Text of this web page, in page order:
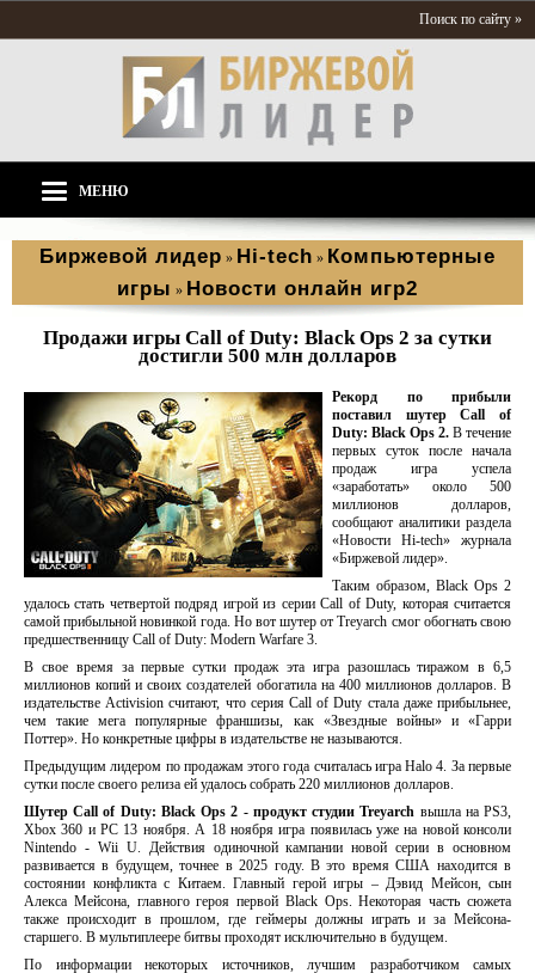
Поиск по сайту »
МЕНЮ
Биржевой лидер » Hi-tech » Компьютерные
игры » Новости онлайн игр2
Продажи игры Call of Duty: Black Ops 2 за сутки
достигли 500 млн долларов
Рекорд по прибыли
поставил шутер Call of
Duty: Black Ops 2. В течение
первых суток после начала
продаж игра успела
«заработать» около 500
миллионов долларов,
сообщают аналитики раздела
«Новости Hi-tech» журнала
«Биржевой лидер».
Таким образом, Black Ops 2
удалось стать четвертой подряд игрой из серии Call of Duty, которая считается
самой прибыльной новинкой года. Но вот шутер от Treyarch смог обогнать свою
предшественницу Call of Duty: Modern Warfare 3.
В свое время за первые сутки продаж эта игра разошлась тиражом в 6,5
миллионов копий и своих создателей обогатила на 400 миллионов долларов. В
издательстве Activision считают, что серия Call of Duty стала даже прибыльнее,
чем такие мега популярные франшизы, как «Звездные войны» и «Гарри
Поттер». Но конкретные цифры в издательстве не называются.
Предыдущим лидером по продажам этого года считалась игра Halo 4. За первые
сутки после своего релиза ей удалось собрать 220 миллионов долларов.
Шутер Call of Duty: Black Ops 2 - продукт студии Treyarch вышла на PS3,
Xbox 360 и PC 13 ноября. А 18 ноября игра появилась уже на новой консоли
Nintendo - Wii U. Действия одиночной кампании новой серии в основном
развивается в будущем, точнее в 2025 году. В это время США находится в
состоянии конфликта с Китаем. Главный герой игры – Дэвид Мейсон, сын
Алекса Мейсона, главного героя первой Black Ops. Некоторая часть сюжета
также происходит в прошлом, где геймеры должны играть и за Мейсона-
старшего. В мультиплеере битвы проходят исключительно в будущем.
По информации некоторых источников, лучшим разработчиком самых